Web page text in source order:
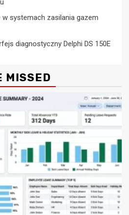
systemach zasilania gazem
diagnostyczny Delphi DS 150E
MISSED